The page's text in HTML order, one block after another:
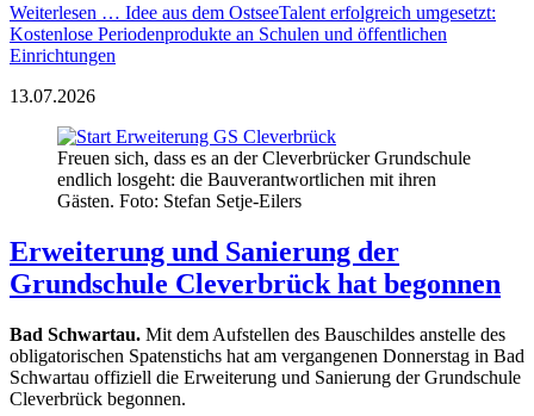
Weiterlesen … Idee aus dem OstseeTalent erfolgreich umgesetzt:
Kostenlose Periodenprodukte an Schulen und öffentlichen
Einrichtungen
13.07.2026
Freuen sich, dass es an der Cleverbrücker Grundschule
endlich losgeht: die Bauverantwortlichen mit ihren
Gästen. Foto: Stefan Setje-Eilers
Erweiterung und Sanierung der
Grundschule Cleverbrück hat begonnen
Bad Schwartau. Mit dem Aufstellen des Bauschildes anstelle des
obligatorischen Spatenstichs hat am vergangenen Donnerstag in Bad
Schwartau offiziell die Erweiterung und Sanierung der Grundschule
Cleverbrück begonnen.